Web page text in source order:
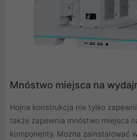
Mnóstwo miejsca na
Hojna konstrukcja nie tylko
także zapewnia mnóstwo miejsca
komponenty. Można zainstalować